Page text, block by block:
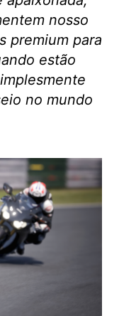
nosso
premium para
estão
no mundo